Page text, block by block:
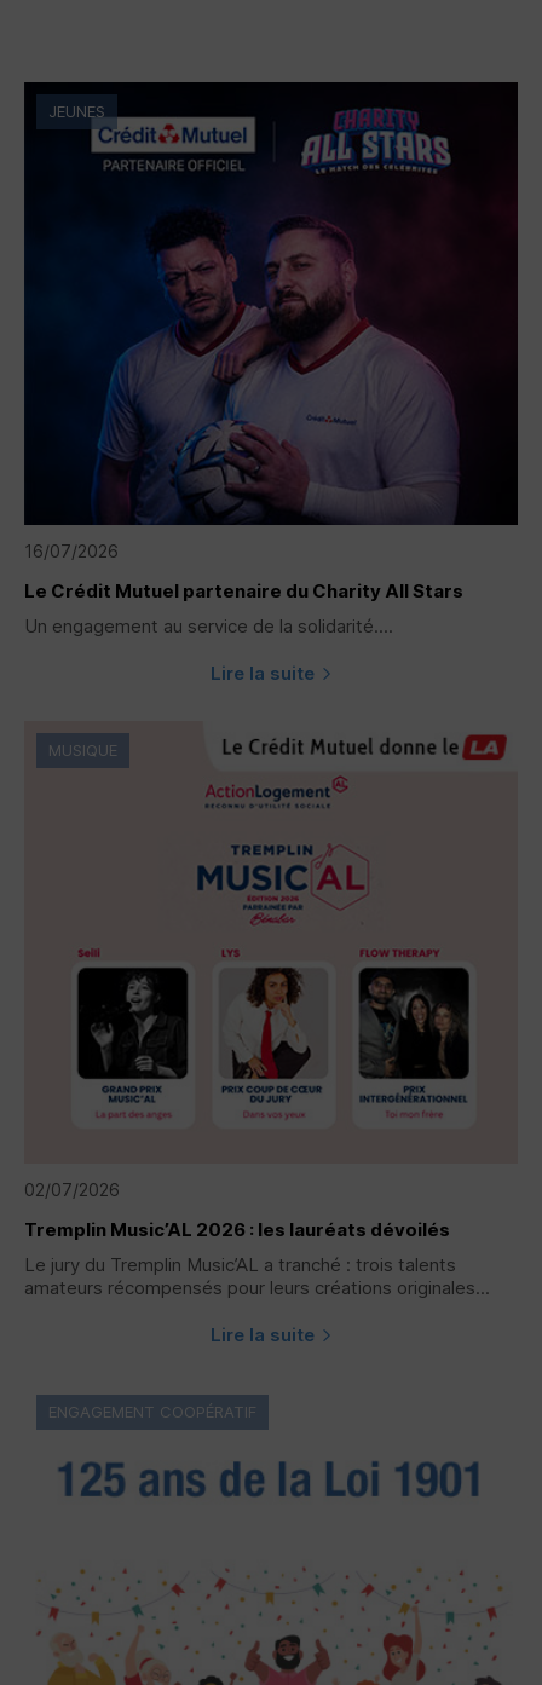
16/07/2026
Le Crédit Mutuel partenaire du Charity All Stars
Un engagement au service de la solidarité....
Lire la suite
JEUNES
02/07/2026
Tremplin Music’AL 2026 : les lauréats dévoilés
Le jury du Tremplin Music’AL a tranché : trois talents
amateurs récompensés pour leurs créations originales...
Lire la suite
MUSIQUE
ENGAGEMENT COOPÉRATIF